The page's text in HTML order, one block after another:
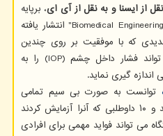
از ایسنا و به نقل از آی ای، برپایه
مقاله ی جدیدی که در مجله ی "Biomedical Engineering" انتشار یافته
که با موفقیت بر روی چندین
داوطلب آزمایش شده است می تواند فشار داخل چشم (IOP) را به
گیری نماید.
توانست به صورت بی سیم تمامی
عملکردهای مورد نیاز را انجام دهد و ۱۰ داوطلبی که آنرا آزمایش کردند
می تواند فواید مهمی برای افرادی